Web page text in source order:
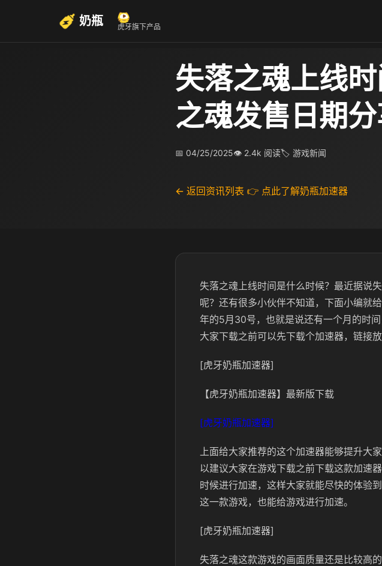
奶瓶 虎牙旗下产品
失落之魂上线
之魂发售日期
📅 04/25/2025👁 2.4k 阅读🏷 游戏新闻
← 返回资讯列表 👉 点此了解奶瓶加速器
失落之魂上线时间是什么时候？最近据说
呢？还有很多小伙伴不知道，下面小编就
年的5月30号，也就是说还有一个月的时
大家下载之前可以先下载个加速器，链接放
[虎牙奶瓶加速器]
【虎牙奶瓶加速器】最新版下载
[虎牙奶瓶加速器]
上面给大家推荐的这个加速器能够提升大
以建议大家在游戏下载之前下载这款加速
时候进行加速，这样大家就能尽快的体验
这一款游戏，也能给游戏进行加速。
[虎牙奶瓶加速器]
失落之魂这款游戏的画面质量还是比较高